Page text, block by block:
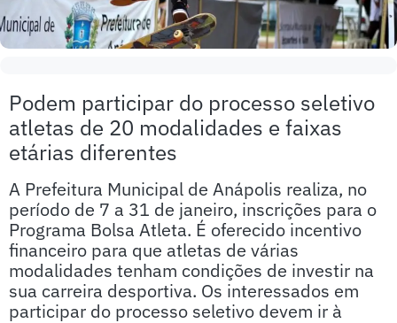
Podem participar do processo seletivo
atletas de 20 modalidades e faixas
etárias diferentes
A Prefeitura Municipal de Anápolis realiza, no
período de 7 a 31 de janeiro, inscrições para o
Programa Bolsa Atleta. É oferecido incentivo
financeiro para que atletas de várias
modalidades tenham condições de investir na
sua carreira desportiva. Os interessados em
participar do processo seletivo devem ir à